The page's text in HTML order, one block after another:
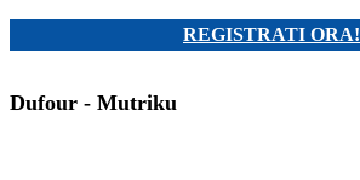
REGISTRATI ORA!
Dufour - Mutriku